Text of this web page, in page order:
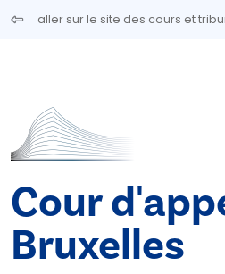
Aller au contenu principal
aller sur le site des cours et
Cour
Bruxelles